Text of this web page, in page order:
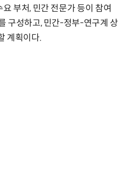
부처, 민간 전문가 등이 참여
구성하고, 민간-정부-연구계 상
계획이다.